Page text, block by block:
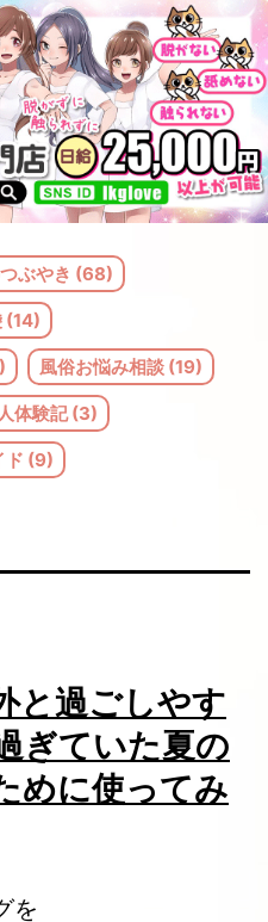
ぶやき (68)
(14)
風俗お悩み相談 (19)
体験記 (3)
ド (9)
と過ごしやす
ぎていた夏の
めに使ってみ
を